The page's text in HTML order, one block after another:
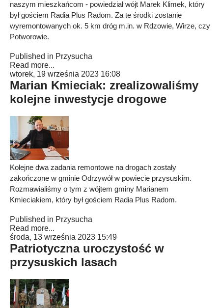
naszym mieszkańcom - powiedział wójt Marek Klimek, który
był gościem Radia Plus Radom. Za te środki zostanie
wyremontowanych ok. 5 km dróg m.in. w Rdzowie, Wirze, czy
Potworowie.
Published in Przysucha
Read more...
wtorek, 19 września 2023 16:08
Marian Kmieciak: zrealizowaliśmy
kolejne inwestycje drogowe
Kolejne dwa zadania remontowe na drogach zostały
zakończone w gminie Odrzywół w powiecie przysuskim.
Rozmawialiśmy o tym z wójtem gminy Marianem
Kmieciakiem, który był gościem Radia Plus Radom.
Published in Przysucha
Read more...
środa, 13 września 2023 15:49
Patriotyczna uroczystość w
przysuskich lasach